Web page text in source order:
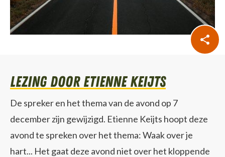
lezing door Etienne Keijts
De spreker en het thema van de avond op 7
december zijn gewijzigd. Etienne Keijts hoopt deze
avond te spreken over het thema: Waak over je
hart... Het gaat deze avond niet over het kloppende